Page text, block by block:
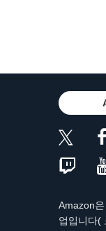
Amazon
업입니다(